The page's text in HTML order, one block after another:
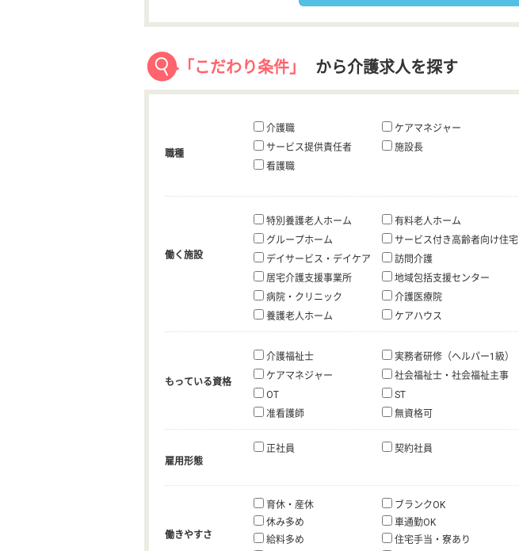
「こだわり条件」 から介護求人を探す
職種
介護職 ケアマネジャー
サービス提供責任者
施設長
看護職
働く施設
特別養護老人ホーム 有料老人ホーム
グループホーム
サービス付き高齢者向け住宅
デイサービス・デイケア
訪問介護
居宅介護支援事業所
地域包括支援センター
病院・クリニック
介護医療院
養護老人ホーム
ケアハウス
もっている資格
介護福祉士 実務者研修（ヘルパー1級）
ケアマネジャー
社会福祉士・社会福祉主事
OT
ST
准看護師
無資格可
雇用形態
正社員 契約社員
働きやすさ
育休・産休 ブランクOK
休み多め
車通勤OK
給料多め
住宅手当・寮あり